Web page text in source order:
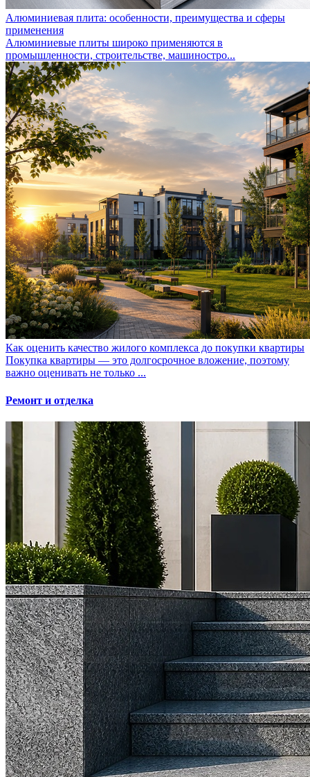
Алюминиевая плита: особенности, преимущества и сферы
применения
Алюминиевые плиты широко применяются в
промышленности, строительстве, машиностро...
Как оценить качество жилого комплекса до покупки квартиры
Покупка квартиры — это долгосрочное вложение, поэтому
важно оценивать не только ...
Ремонт и отделка